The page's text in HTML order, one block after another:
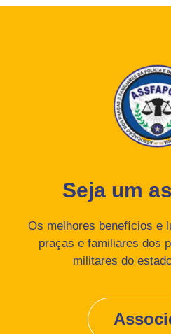
Seja um
Os melhores benefícios e
praças e familiares dos
militares do